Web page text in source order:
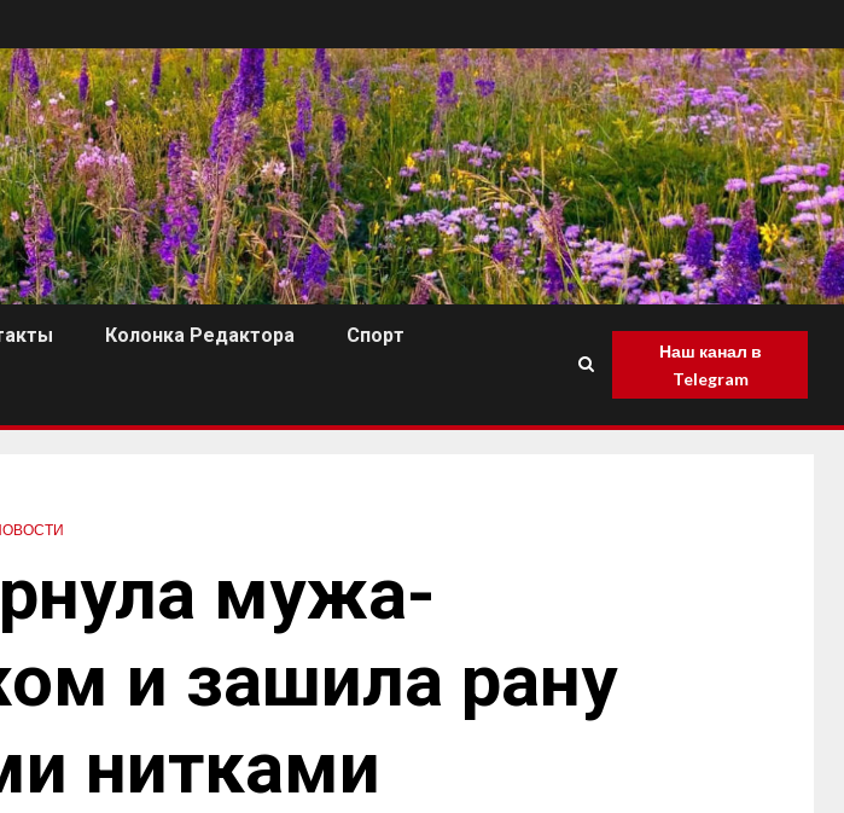
Колонка Редактора Спорт
Наш канал в
Telegram
мужа-
и зашила рану
нитками